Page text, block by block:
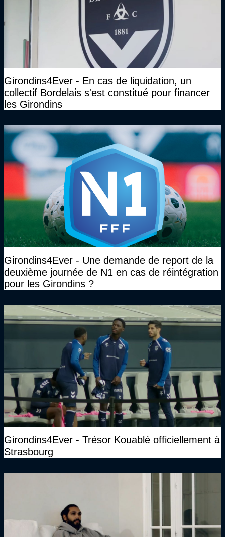
Girondins4Ever - En cas de liquidation, un
collectif Bordelais s'est constitué pour financer
les Girondins
Girondins4Ever - Une demande de report de la
deuxième journée de N1 en cas de réintégration
pour les Girondins ?
Girondins4Ever - Trésor Kouablé officiellement à
Strasbourg